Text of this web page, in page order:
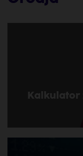
Kalkulator